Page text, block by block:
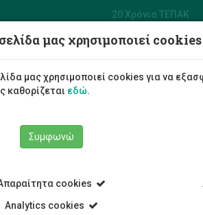
20 Χρόνια ΤΕΠΑΚ
Φοιτητές/
μας χρησιμοποιεί cookies
μας χρησιμοποιεί cookies για να
καθορίζεται εδώ.
Συμφωνώ
cookies
Analytics cookies